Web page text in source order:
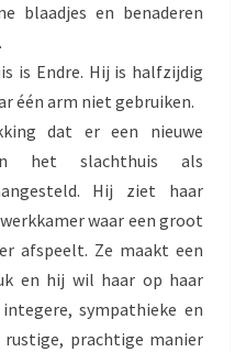
blaadjes en benaderen
is Endre. Hij is halfzijdig
één arm niet gebruiken.
dat er een nieuwe
het slachthuis als
Hij ziet haar
waar een groot
afspeelt. Ze maakt een
en hij wil haar op haar
sympathieke en
prachtige manier